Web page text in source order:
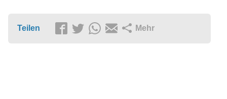
Teilen Mehr